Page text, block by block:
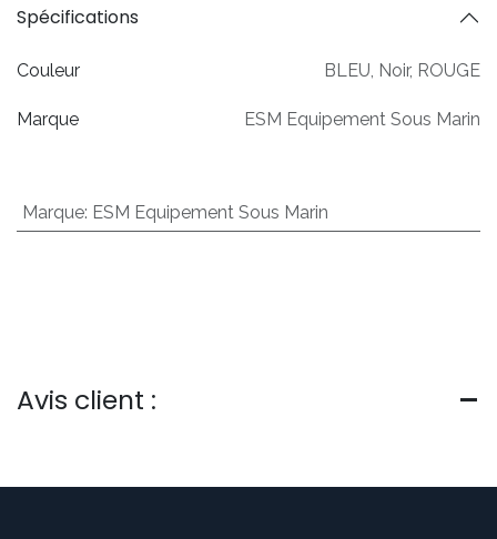
Spécifications
Couleur BLEU Noir, ROUGE
Marque ESM Equipement Sous Marin
Marque: ESM Equipement Sous Marin
Avis client :